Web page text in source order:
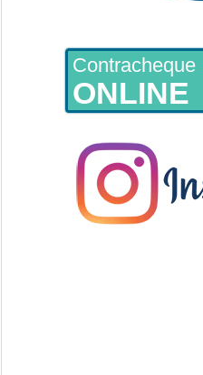
Contracheque
ONLINE